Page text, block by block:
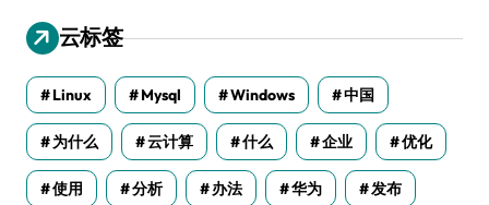
云标签
Linux Mysql Windows 中国
为什么 云计算 什么 企业 优化
使用 分析 办法 华为 发布